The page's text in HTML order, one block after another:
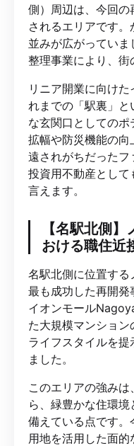
側）周辺は、今回
されるエリアです
並みが広がってい
整理事業により、街
リニア開業に向け
れまでの「駅裏」
な玄関口としての
拡幅や防災機能の
遠されがちだったフ
投資用不動産として
言えます。
【名駅北側
おける職住近
名駅北側に位置す
最も成功した再開発
イオンモール
た大規模マンショ
ライフスタイルを
ました。
このエリアの強み
ら、緑豊かな住環
備えている点です
用地を活用した面